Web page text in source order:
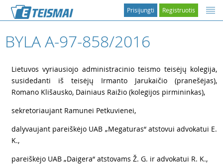
Registruotis
Prisijungti
BYLA A-97-858/2016
Lietuvos vyriausiojo administracinio teismo teisėjų kolegija,
susidedanti iš teisėjų Irmanto Jarukaičio (pranešėjas),
Romano Klišausko, Dainiaus Raižio (kolegijos pirmininkas),
sekretoriaujant Ramunei Petkuvienei,
dalyvaujant pareiškėjo UAB „Megaturas“ atstovui advokatui E.
K.,
pareiškėjo UAB „Daigera“ atstovams Ž. G. ir advokatui R. K.,